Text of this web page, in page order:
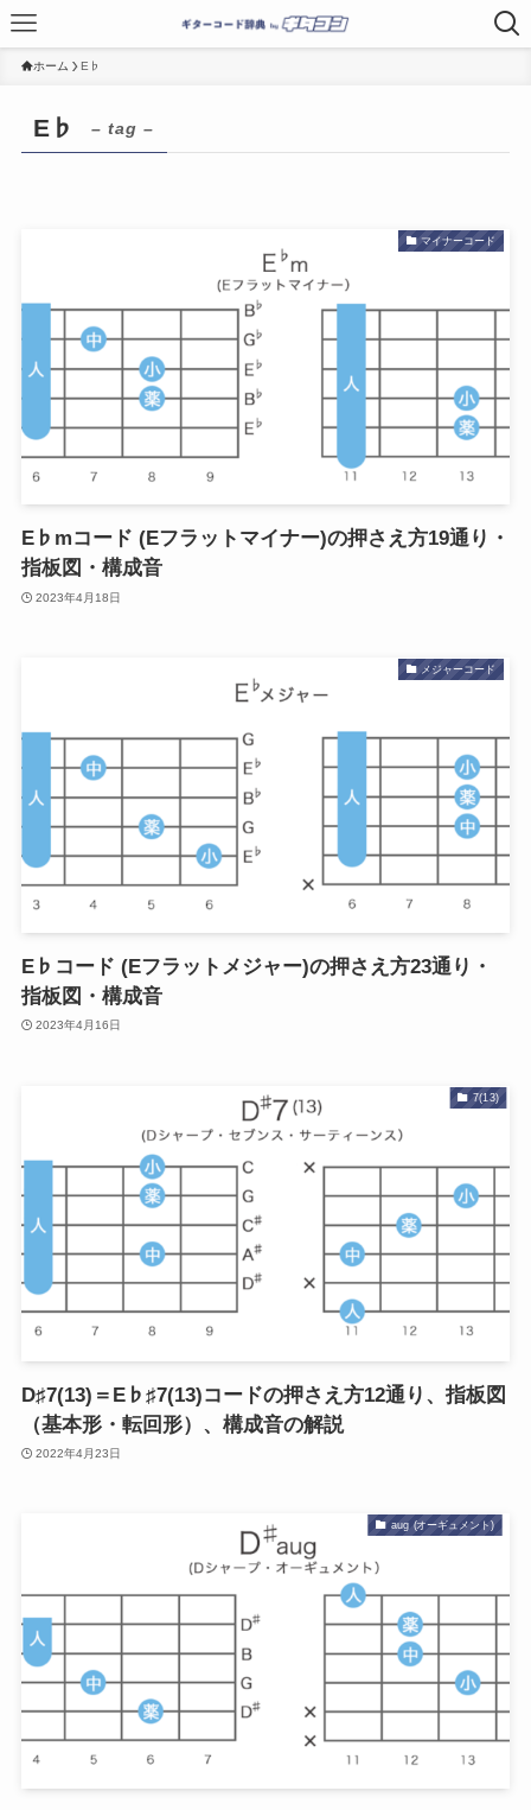
ホーム E♭
E♭ – tag –
マイナーコード
E♭mコード (Eフラットマイナー)の押さえ方19通り・
指板図・構成音
2023年4月18日
メジャーコード
E♭コード (Eフラットメジャー)の押さえ方23通り・
指板図・構成音
2023年4月16日
7(13)
D♯7(13)＝E♭♯7(13)コードの押さえ方12通り、指板図
（基本形・転回形）、構成音の解説
2022年4月23日
aug (オーギュメント)